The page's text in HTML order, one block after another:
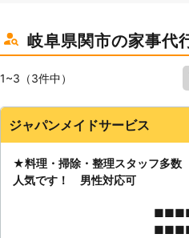
岐阜県関市の家事代
1~3（3件中）
ジャパンメイドサービス
★料理・掃除・整理スタッフ多
人気です！ 男性対応可